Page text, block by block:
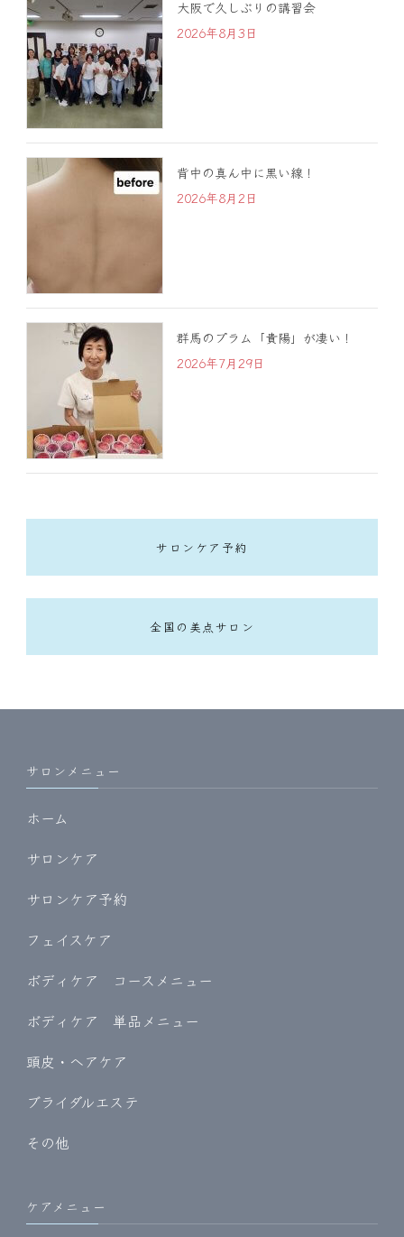
大阪で久しぶりの講習会
2026年8月3日
背中の真ん中に黒い線！
2026年8月2日
群馬のプラム「貴陽」が凄い！
2026年7月29日
サロンケア予約
全国の美点サロン
サロンメニュー
ホーム
サロンケア
サロンケア予約
フェイスケア
ボディケア コースメニュー
ボディケア 単品メニュー
頭皮・ヘアケア
ブライダルエステ
その他
ケアメニュー